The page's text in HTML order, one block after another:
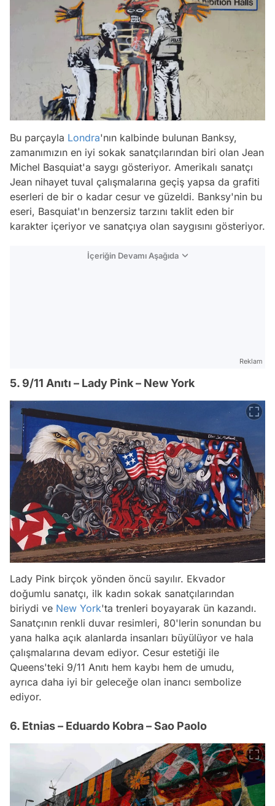
Bu parçayla Londra'nın kalbinde bulunan Banksy,
zamanımızın en iyi sokak sanatçılarından biri olan Jean
Michel Basquiat'a saygı gösteriyor. Amerikalı sanatçı
Jean nihayet tuval çalışmalarına geçiş yapsa da grafiti
eserleri de bir o kadar cesur ve güzeldi. Banksy'nin bu
eseri, Basquiat'ın benzersiz tarzını taklit eden bir
karakter içeriyor ve sanatçıya olan saygısını gösteriyor.
İçeriğin Devamı Aşağıda
Reklam
5. 9/11 Anıtı – Lady Pink – New York
Lady Pink birçok yönden öncü sayılır. Ekvador
doğumlu sanatçı, ilk kadın sokak sanatçılarından
biriydi ve New York'ta trenleri boyayarak ün kazandı.
Sanatçının renkli duvar resimleri, 80'lerin sonundan bu
yana halka açık alanlarda insanları büyülüyor ve hala
çalışmalarına devam ediyor. Cesur estetiği ile
Queens'teki 9/11 Anıtı hem kaybı hem de umudu,
ayrıca daha iyi bir geleceğe olan inancı sembolize
ediyor.
6. Etnias – Eduardo Kobra – Sao Paolo